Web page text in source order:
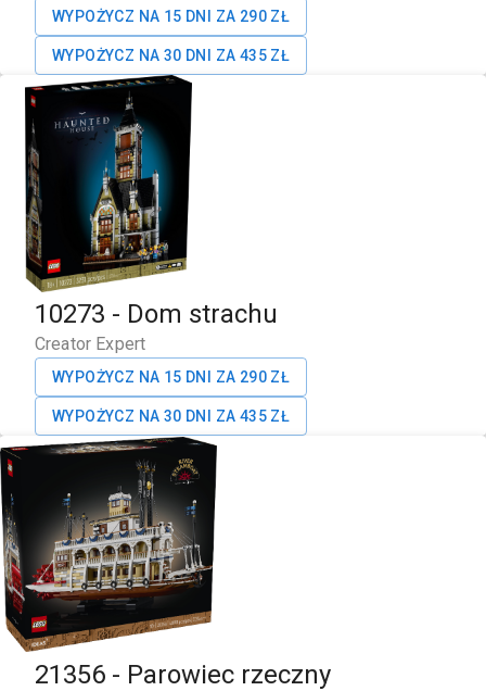
WYPOŻYCZ NA 15 DNI ZA 290 ZŁ
WYPOŻYCZ NA 30 DNI ZA 435 ZŁ
10273 - Dom strachu
Creator Expert
WYPOŻYCZ NA 15 DNI ZA 290 ZŁ
WYPOŻYCZ NA 30 DNI ZA 435 ZŁ
21356 - Parowiec rzeczny